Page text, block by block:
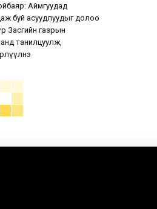
Аймгуудад
буй асуудлуудыг долоо
Засгийн газрын
танилцуулж,